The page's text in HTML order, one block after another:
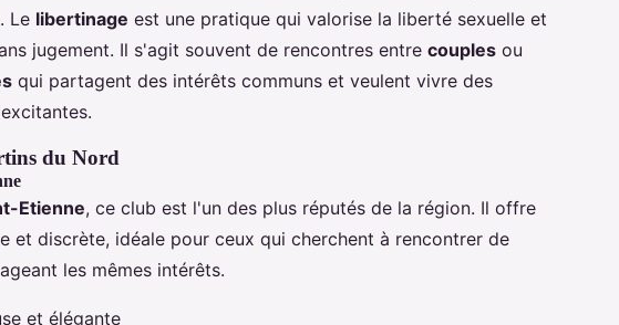
Le libertinage est une pratique qui valorise la liberté sexuelle et
jugement. Il s'agit souvent de rencontres entre couples ou
qui partagent des intérêts communs et veulent vivre des
du Nord
Etienne, ce club est l'un des plus réputés de la région. Il offre
et discrète, idéale pour ceux qui cherchent à rencontrer de
les mêmes intérêts.
et élégante